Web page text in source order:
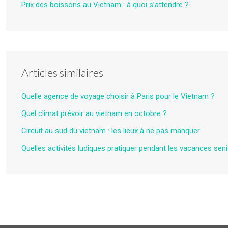
Prix des boissons au Vietnam : à quoi s’attendre ?
Articles similaires
Quelle agence de voyage choisir à Paris pour le Vietnam ?
Quel climat prévoir au vietnam en octobre ?
Circuit au sud du vietnam : les lieux à ne pas manquer
Quelles activités ludiques pratiquer pendant les vacances